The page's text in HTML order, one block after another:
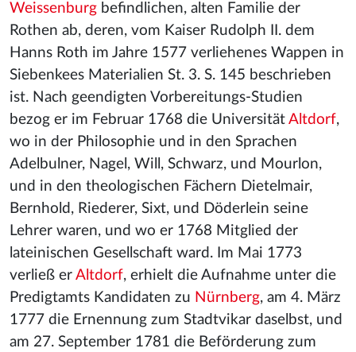
Weissenburg befindlichen, alten Familie der
Rothen ab, deren, vom Kaiser Rudolph II. dem
Hanns Roth im Jahre 1577 verliehenes Wappen in
Siebenkees Materialien St. 3. S. 145 beschrieben
ist. Nach geendigten Vorbereitungs-Studien
bezog er im Februar 1768 die Universität Altdorf,
wo in der Philosophie und in den Sprachen
Adelbulner, Nagel, Will, Schwarz, und Mourlon,
und in den theologischen Fächern Dietelmair,
Bernhold, Riederer, Sixt, und Döderlein seine
Lehrer waren, und wo er 1768 Mitglied der
lateinischen Gesellschaft ward. Im Mai 1773
verließ er Altdorf, erhielt die Aufnahme unter die
Predigtamts Kandidaten zu Nürnberg, am 4. März
1777 die Ernennung zum Stadtvikar daselbst, und
am 27. September 1781 die Beförderung zum